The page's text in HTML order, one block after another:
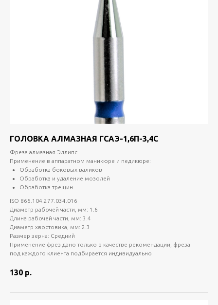
ГОЛОВКА АЛМАЗНАЯ ГСАЭ-1,6П-3,4С
Фреза алмазная Эллипс
Применение в аппаратном маникюре и педикюре:
Обработка боковых валиков
Обработка и удаление мозолей
Обработка трещин
ISO 866.104.277.034.016
Диаметр рабочей части, мм: 1.6
Длина рабочей части, мм: 3.4
Диаметр хвостовика, мм: 2.3
Размер зерна: Средний
Применение фрез дано только в качестве рекомендации, фреза
под каждого клиента подбирается индивидуально
130 р.